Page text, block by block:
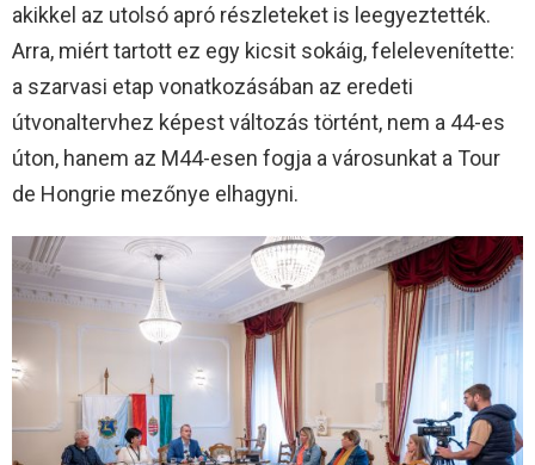
akikkel az utolsó apró részleteket is leegyeztették.
Arra, miért tartott ez egy kicsit sokáig, felelevenítette:
a szarvasi etap vonatkozásában az eredeti
útvonaltervhez képest változás történt, nem a 44-es
úton, hanem az M44-esen fogja a városunkat a Tour
de Hongrie mezőnye elhagyni.